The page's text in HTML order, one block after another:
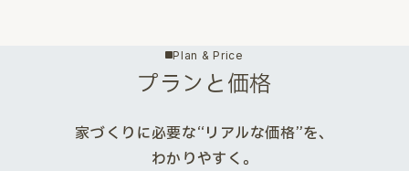
Plan & Price
プランと価格
家づくりに必要な“リアルな価格”を、
わかりやすく。